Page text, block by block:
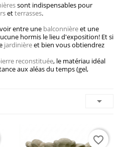
sont indispensables pour
etterrasses.
entre une balconnièreet une
hormis le lieu d'exposition! Et si
jardinièreet bien vous obtiendrez
reconstituée, le matériau idéal
aux aléas du temps (gel,

favorite_border